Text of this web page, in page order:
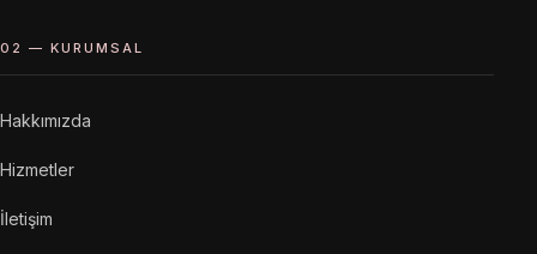
02 — KURUMSAL
Hakkımızda
Hizmetler
İletişim